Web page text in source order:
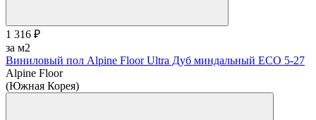
1 316 ₽
за м2
Виниловый пол Alpine Floor Ultra Дуб миндальный ЕСО 5-27
Alpine Floor
(Южная Корея)